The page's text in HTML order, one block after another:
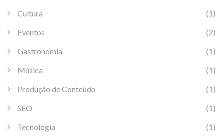
Cultura
(1)
Eventos
(2)
Gastronomia
(1)
Música
(1)
Produção de Conteúdo
(1)
SEO
(1)
Tecnologia
(1)